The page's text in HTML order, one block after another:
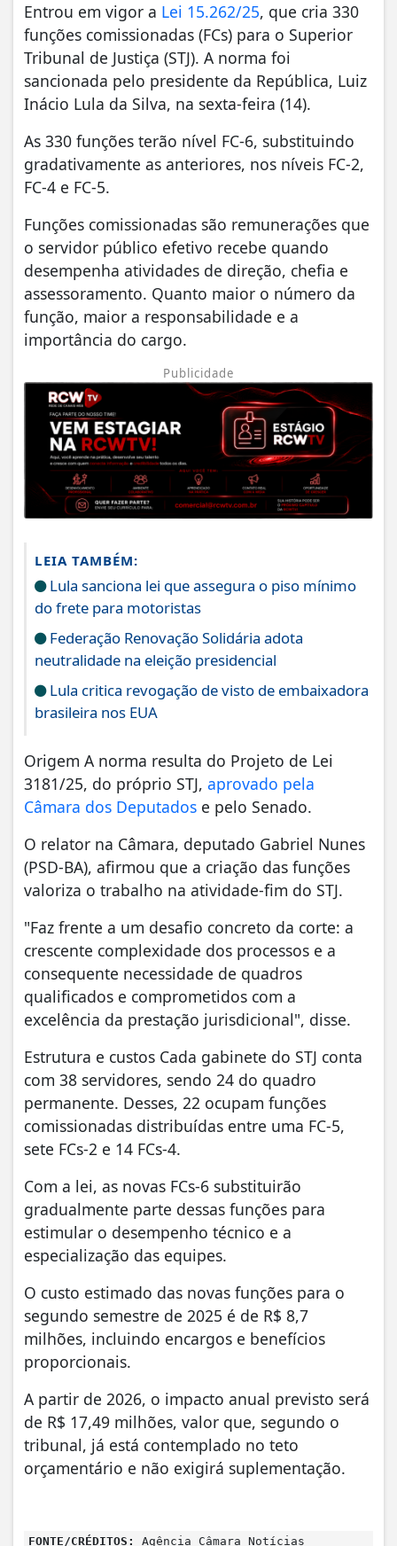
Entrou em vigor a Lei 15.262/25, que cria 330
funções comissionadas (FCs) para o Superior
Tribunal de Justiça (STJ). A norma foi
sancionada pelo presidente da República, Luiz
Inácio Lula da Silva, na sexta-feira (14).
As 330 funções terão nível FC-6, substituindo
gradativamente as anteriores, nos níveis FC-2,
FC-4 e FC-5.
Funções comissionadas são remunerações que
o servidor público efetivo recebe quando
desempenha atividades de direção, chefia e
assessoramento. Quanto maior o número da
função, maior a responsabilidade e a
importância do cargo.
Publicidade
LEIA TAMBÉM:
Lula sanciona lei que assegura o piso mínimo
do frete para motoristas
Federação Renovação Solidária adota
neutralidade na eleição presidencial
Lula critica revogação de visto de embaixadora
brasileira nos EUA
Origem A norma resulta do Projeto de Lei
3181/25, do próprio STJ, aprovado pela
Câmara dos Deputados e pelo Senado.
O relator na Câmara, deputado Gabriel Nunes
(PSD-BA), afirmou que a criação das funções
valoriza o trabalho na atividade-fim do STJ.
"Faz frente a um desafio concreto da corte: a
crescente complexidade dos processos e a
consequente necessidade de quadros
qualificados e comprometidos com a
excelência da prestação jurisdicional", disse.
Estrutura e custos Cada gabinete do STJ conta
com 38 servidores, sendo 24 do quadro
permanente. Desses, 22 ocupam funções
comissionadas distribuídas entre uma FC-5,
sete FCs-2 e 14 FCs-4.
Com a lei, as novas FCs-6 substituirão
gradualmente parte dessas funções para
estimular o desempenho técnico e a
especialização das equipes.
O custo estimado das novas funções para o
segundo semestre de 2025 é de R$ 8,7
milhões, incluindo encargos e benefícios
proporcionais.
A partir de 2026, o impacto anual previsto será
de R$ 17,49 milhões, valor que, segundo o
tribunal, já está contemplado no teto
orçamentário e não exigirá suplementação.
FONTE/CRÉDITOS: Agência Câmara Notícias